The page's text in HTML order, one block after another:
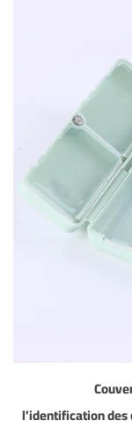
l’identification